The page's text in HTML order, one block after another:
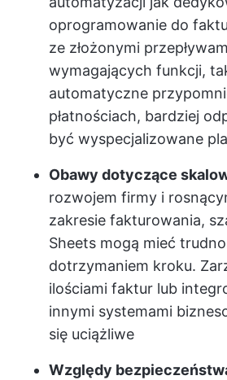
oprogramowanie do
ze złożonymi
wymagających funkcji,
automatyczne
płatnościach, bardziej
być wyspecjalizowane
Obawy dotyczące
rozwojem firmy i
zakresie fakturowania,
Sheets mogą mieć
dotrzymaniem kroku.
ilościami faktur lub
innymi systemami
się uciążliwe
Względy